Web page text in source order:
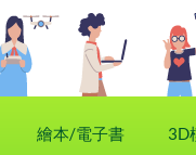
繪本/電子書 3D